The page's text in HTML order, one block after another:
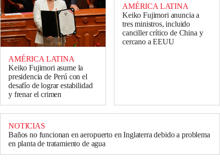
AMÉRICA LATINA
Keiko Fujimori asume la
presidencia de Perú con el
desafío de lograr estabilidad
y frenar el crimen
AMÉRICA LATINA
Keiko Fujimori anuncia a
tres ministros, incluido
canciller crítico de China y
cercano a EEUU
NOTICIAS
Baños no funcionan en aeropuerto en Inglaterra debido a problema
en planta de tratamiento de agua